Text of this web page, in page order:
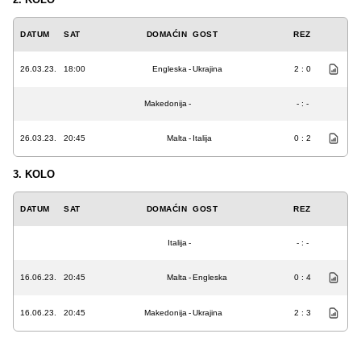
DATUM SAT DOMAĆIN GOST REZ
26.03.23. 18:00 Engleska -Ukrajina 2 : 0
Makedonija - - : -
26.03.23. 20:45 Malta - Italija 0 : 2
3. KOLO
DATUM SAT DOMAĆIN GOST REZ
Italija - - : -
16.06.23. 20:45 Malta -Engleska 0 : 4
16.06.23. 20:45 Makedonija -Ukrajina 2 : 3